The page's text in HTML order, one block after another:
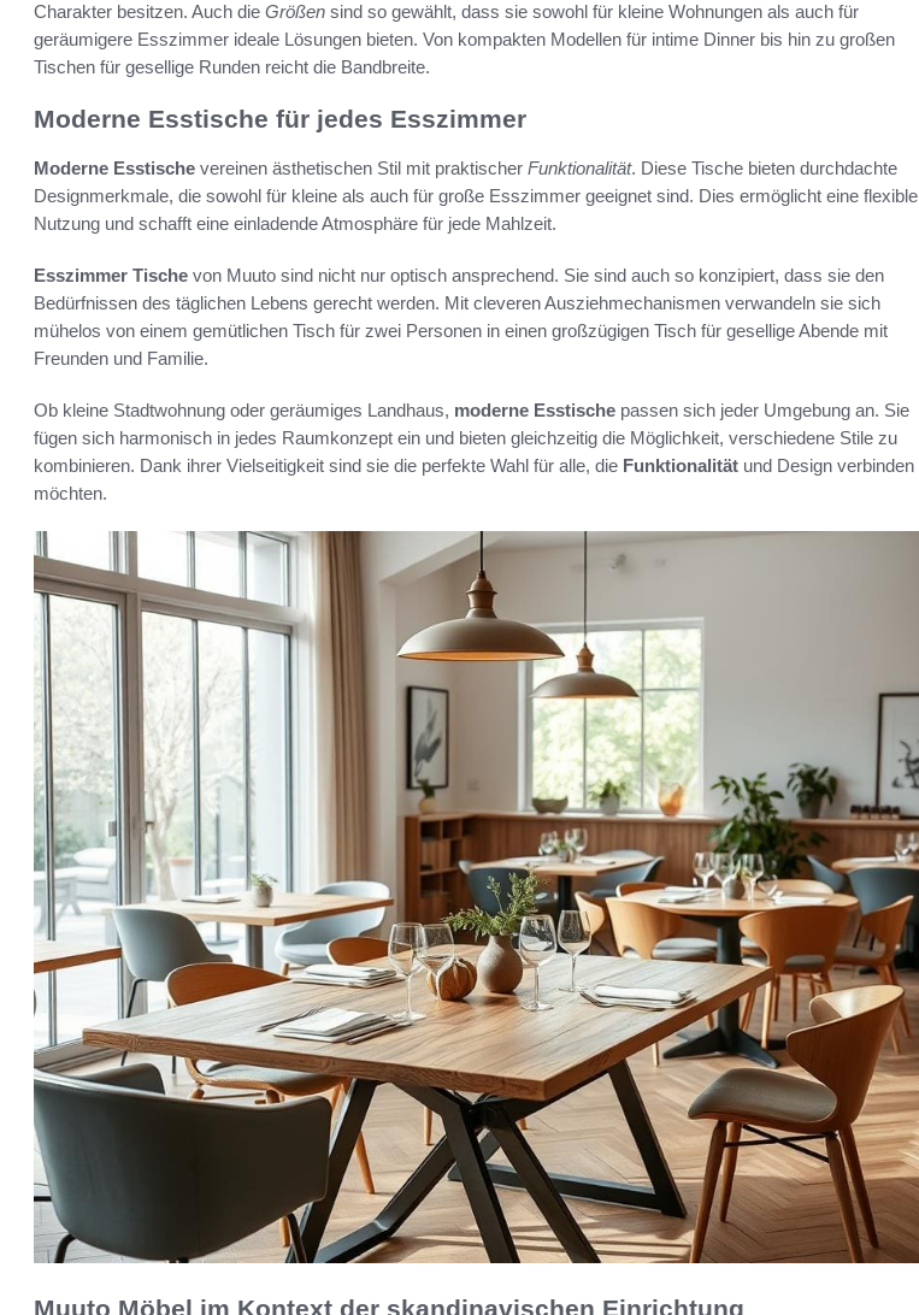
Charakter besitzen. Auch die Größen sind so gewählt, dass sie sowohl für kleine Wohnungen als auch für
geräumigere Esszimmer ideale Lösungen bieten. Von kompakten Modellen für intime Dinner bis hin zu großen
Tischen für gesellige Runden reicht die Bandbreite.
Moderne Esstische für jedes Esszimmer
Moderne Esstische vereinen ästhetischen Stil mit praktischer Funktionalität. Diese Tische bieten durchdachte
Designmerkmale, die sowohl für kleine als auch für große Esszimmer geeignet sind. Dies ermöglicht eine flexible
Nutzung und schafft eine einladende Atmosphäre für jede Mahlzeit.
Esszimmer Tische von Muuto sind nicht nur optisch ansprechend. Sie sind auch so konzipiert, dass sie den
Bedürfnissen des täglichen Lebens gerecht werden. Mit cleveren Ausziehmechanismen verwandeln sie sich
mühelos von einem gemütlichen Tisch für zwei Personen in einen großzügigen Tisch für gesellige Abende mit
Freunden und Familie.
Ob kleine Stadtwohnung oder geräumiges Landhaus, moderne Esstische passen sich jeder Umgebung an. Sie
fügen sich harmonisch in jedes Raumkonzept ein und bieten gleichzeitig die Möglichkeit, verschiedene Stile zu
kombinieren. Dank ihrer Vielseitigkeit sind sie die perfekte Wahl für alle, die Funktionalität und Design verbinden
möchten.
Muuto Möbel im Kontext der skandinavischen Einrichtung